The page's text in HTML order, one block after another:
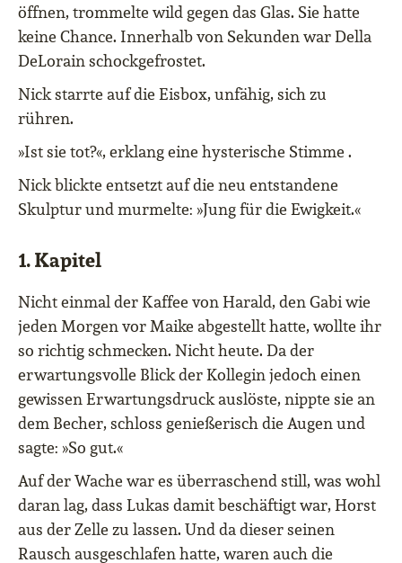
öffnen, trommelte wild gegen das Glas. Sie hatte
keine Chance. Innerhalb von Sekunden war Della
DeLorain schockgefrostet.
Nick starrte auf die Eisbox, unfähig, sich zu
rühren.
»Ist sie tot?«, erklang eine hysterische Stimme .
Nick blickte entsetzt auf die neu entstandene
Skulptur und murmelte: »Jung für die Ewigkeit.«
1. Kapitel
Nicht einmal der Kaffee von Harald, den Gabi wie
jeden Morgen vor Maike abgestellt hatte, wollte ihr
so richtig schmecken. Nicht heute. Da der
erwartungsvolle Blick der Kollegin jedoch einen
gewissen Erwartungsdruck auslöste, nippte sie an
dem Becher, schloss genießerisch die Augen und
sagte: »So gut.«
Auf der Wache war es überraschend still, was wohl
daran lag, dass Lukas damit beschäftigt war, Horst
aus der Zelle zu lassen. Und da dieser seinen
Rausch ausgeschlafen hatte, waren auch die